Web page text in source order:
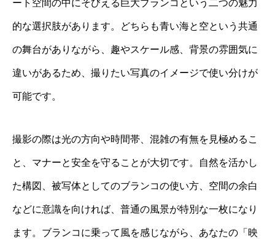
ート空間の中にそびえる巨大ブランコという二つの魅力
的な選択肢があります。どちらも青い海と空という共通
の舞台がありながら、趣やスケール感、背景の雰囲気に
違いがあるため、撮りたい写真のイメージで使い分けが
可能です。
撮影の際は光の方向や時間帯、混雑の有無を見極めるこ
と、マナーと安全を守ることが大切です。自然を活かし
た構図、被写体としてのブランコの使い方、空間の余白
などに意識を向ければ、普通の風景が特別な一枚になり
ます。ブランコに乗って風を感じながら、あなたの「映